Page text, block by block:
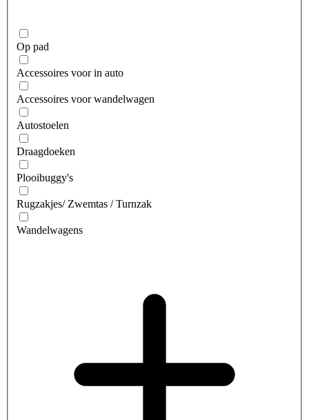
Op pad
Accessoires voor in auto
Accessoires voor wandelwagen
Autostoelen
Draagdoeken
Plooibuggy's
Rugzakjes/ Zwemtas / Turnzak
Wandelwagens